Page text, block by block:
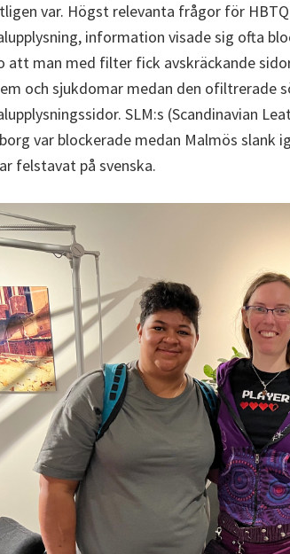
var. Högst relevanta frågor för
information visade sig ofta
att man med filter fick avskräckande
och sjukdomar medan den ofiltrerade
SLM:s (Scandinavian
var blockerade medan Malmös
felstavat på svenska.